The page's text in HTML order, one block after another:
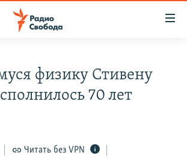
физику Стивену
70 лет
Читать без VPN